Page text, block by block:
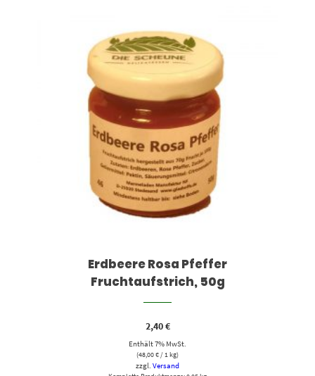
Erdbeere Rosa Pfeffer
Fruchtaufstrich, 50g
2,40€
Enthält 7% MwSt.
(48,00€ / 1 kg)
zzgl.Versand